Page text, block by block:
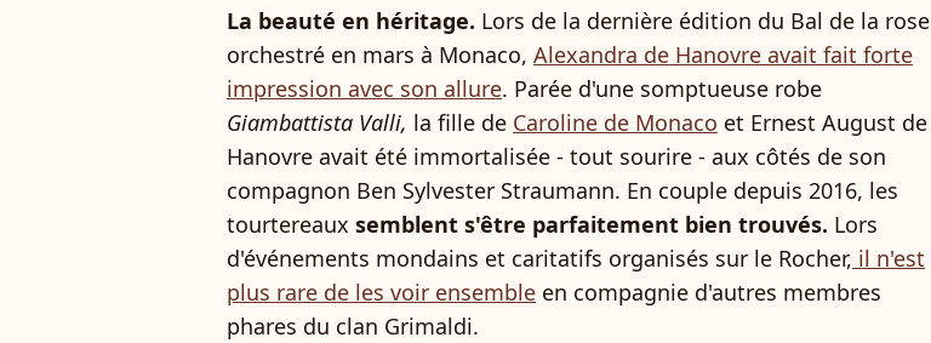
La beauté en héritage. Lors de la dernière édition du Bal de la rose
orchestré en mars à Monaco, Alexandra de Hanovre avait fait forte
impression avec son allure. Parée d'une somptueuse robe
Giambattista Valli, la fille de Caroline de Monaco et Ernest August de
Hanovre avait été immortalisée - tout sourire - aux côtés de son
compagnon Ben Sylvester Straumann. En couple depuis 2016, les
tourtereaux semblent s'être parfaitement bien trouvés. Lors
d'événements mondains et caritatifs organisés sur le Rocher, il n'est
plus rare de les voir ensemble en compagnie d'autres membres
phares du clan Grimaldi.